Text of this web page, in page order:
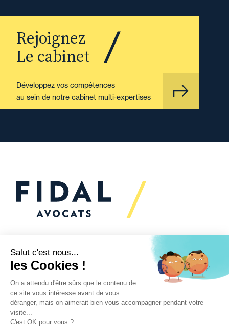
Rejoignez
Le cabinet
Développez vos compétences
au sein de notre cabinet multi-expertises
Vous souhaitez échanger
avec nous ?
Nous sommes
à votre écoute